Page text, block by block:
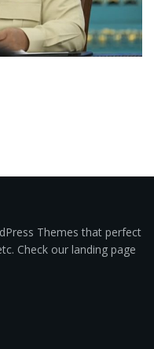
Themes that perfect
Check our landing page